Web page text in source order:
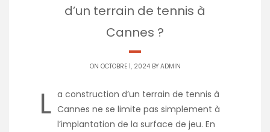
d’un terrain de tennis à
Cannes ?
ON OCTOBRE 1, 2024 BY ADMIN
L a construction d’un terrain de tennis à
Cannes ne se limite pas simplement à
l’implantation de la surface de jeu. En